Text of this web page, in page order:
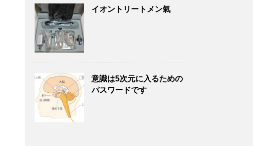
イオントリートメン氣
意識は5次元に入るための
パスワードです